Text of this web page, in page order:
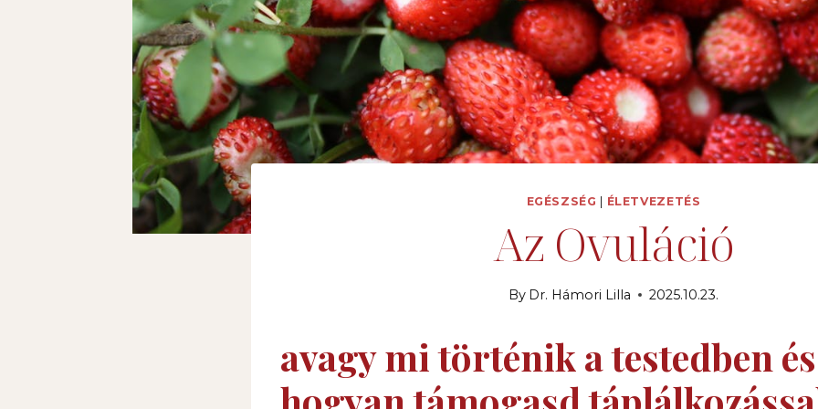
EGÉSZSÉG ÉLETVEZETÉS
Az Ovuláció
By Dr. Hámori Lilla 2025.10.23.
avagy mi történik a testedben és